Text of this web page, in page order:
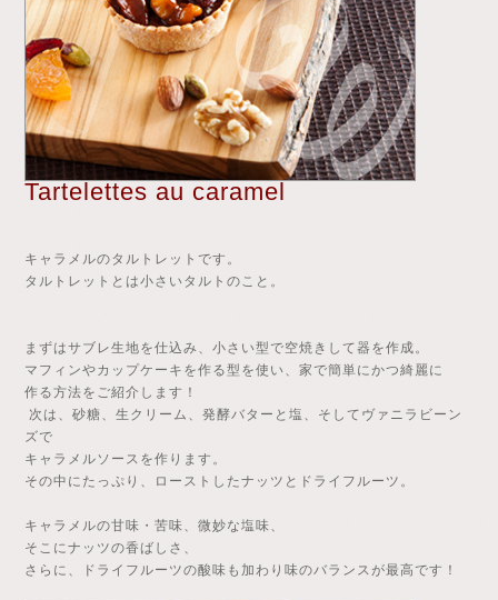
Tartelettes au caramel
キャラメルのタルトレットです。
タルトレットとは小さいタルトのこと。
まずはサブレ生地を仕込み、小さい型で空焼きして器を作成。
マフィンやカップケーキを作る型を使い、家で簡単にかつ綺麗に
作る方法をご紹介します！
次は、砂糖、生クリーム、発酵バターと塩、そしてヴァニラビーン
ズで
キャラメルソースを作ります。
その中にたっぷり、ローストしたナッツとドライフルーツ。
キャラメルの甘味・苦味、微妙な塩味、
そこにナッツの香ばしさ、
さらに、ドライフルーツの酸味も加わり味のバランスが最高です！